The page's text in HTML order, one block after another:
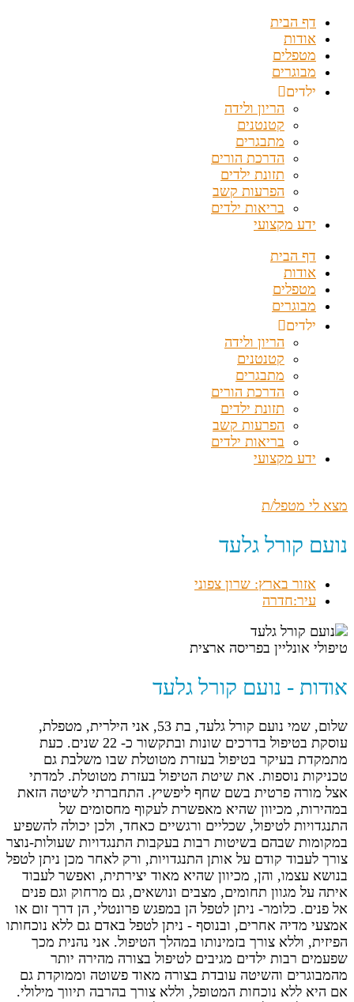
דף הבית
אודות
מטפלים
מבוגרים
ילדים
הריון ולידה
קטנטנים
מתבגרים
הדרכת הורים
תזונת ילדים
הפרעות קשב
בריאות ילדים
ידע מקצועי
דף הבית
אודות
מטפלים
מבוגרים
ילדים
הריון ולידה
קטנטנים
מתבגרים
הדרכת הורים
תזונת ילדים
הפרעות קשב
בריאות ילדים
ידע מקצועי
מצא לי מטפל/ת
נועם קורל גלעד
אזור בארץ: שרון צפוני
עיר:חדרה
טיפולי אונליין בפריסה ארצית
אודות - נועם קורל גלעד
שלום, שמי נועם קורל גלעד, בת 53, אני הילרית, מטפלת,
עוסקת בטיפול בדרכים שונות ובתקשור כ- 22 שנים. כעת
מתמקדת בעיקר בטיפול בעזרת מטוטלת שבו משלבת גם
טכניקות נוספות. את שיטת הטיפול בעזרת מטוטלת. למדתי
אצל מורה פרטית בשם שחף ליפשיץ. התחברתי לשיטה הזאת
במהירות, מכיוון שהיא מאפשרת לעקוף מחסומים של
התנגדויות לטיפול, שכליים ורגשיים כאחד, ולכן יכולה להשפיע
במקומות שבהם בשיטות רבות בעקבות התנגדויות שעולות-נוצר
צורך לעבוד קודם על אותן התנגדויות, ורק לאחר מכן ניתן לטפל
בנושא עצמו, והן, מכיוון שהיא מאוד יצירתית, ואפשר לעבוד
איתה על מגוון תחומים, מצבים ונושאים, גם מרחוק וגם פנים
אל פנים. כלומר- ניתן לטפל הן במפגש פרונטלי, הן דרך זום או
אמצעי מדיה אחרים, ובנוסף - ניתן לטפל באדם גם ללא נוכחותו
הפיזית, וללא צורך בזמינותו במהלך הטיפול. אני נהנית מכך
שפעמים רבות ילדים מגיבים לטיפול בצורה מהירה יותר
מהמבוגרים והשיטה עובדת בצורה מאוד פשוטה וממוקדת גם
אם היא ללא נוכחות המטופל, וללא צורך בהרבה תיווך מילולי.